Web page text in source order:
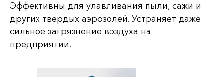
Эффективны для улавливания пыли, сажи и
других твердых аэрозолей. Устраняет даже
сильное загрязнение воздуха на
предприятии.